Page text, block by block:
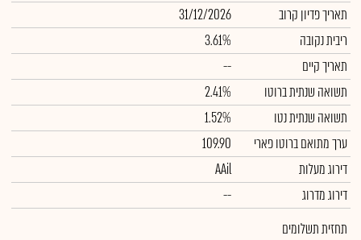
תאריך פדיון קרוב
31/12/2026
ריבית נקובה
3.61%
תאריך קיים
--
תשואה שנתית ברוטו
2.41%
תשואה שנתית נטו
1.52%
ערך מתואם ברוטו פארי
109.90
דירוג מעלות
AAil
דירוג מדרוג
--
תחזית תשלומים